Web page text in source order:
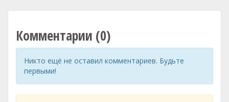
Комментарии (0)
Никто ещё не оставил комментариев. Будьте
первыми!